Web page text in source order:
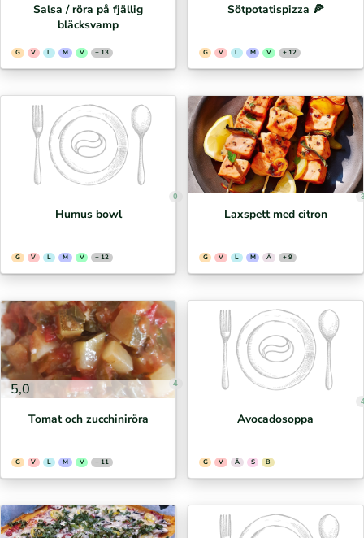
Salsa / röra på fjällig
bläcksvamp
G V L M V + 13
Sötpotatispizza 🍕⁣
G V L M V + 12
0
Humus bowl
G V L M V + 12
Laxspett med citron
G V L M Ä + 9
5,0 4
Tomat och zucchiniröra
G V L M V + 11
Avocadosoppa
G V Ä S B